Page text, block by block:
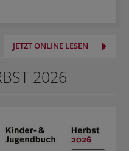
JETZT ONLINE LESEN
2026